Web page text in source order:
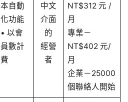
本自動
化功能
• 以會
員數計
費
中文
介面
的
經營
者
NT$312 元 /
月
專業－
NT$402 元/
月
企業－25000
個聯絡人開始